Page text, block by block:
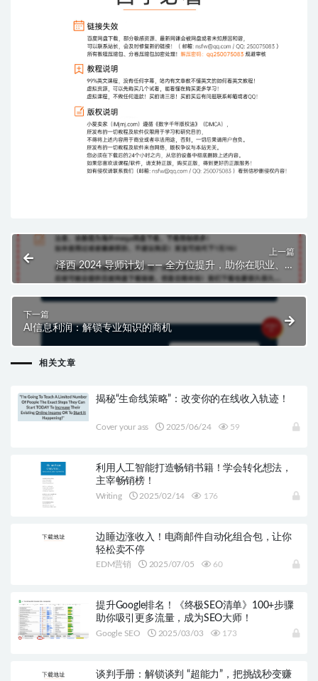
上一篇
泽西 2024 导师计划 —— 全方位提升，助你在职业、商
业与个人生活中迈向成功 ($450.00)
下一篇
AI信息利润：解锁专业知识的商机
相关文章
揭秘“生命线策略”：改变你的在线收入轨迹！
Cover your ass 2025/06/24 59
利用人工智能打造畅销书籍！学会转化想法，
主宰畅销榜！
Writing 2025/02/14 176
边睡边涨收入！电商邮件自动化组合包，让你
轻松卖不停
EDM营销 2025/07/05 60
提升Google排名！《终极SEO清单》100+步骤
助你吸引更多流量，成为SEO大师！
Google SEO 2025/03/03 173
谈判手册：解锁谈判 “超能力”，把挑战秒变赚